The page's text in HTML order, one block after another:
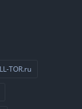
TOR.ru